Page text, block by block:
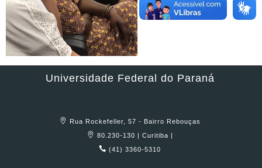
Universidade Federal do Paraná
Rua Rockefeller, 57 - Bairro Rebouças
80.230-130 | Curitiba |
(41) 3360-5310